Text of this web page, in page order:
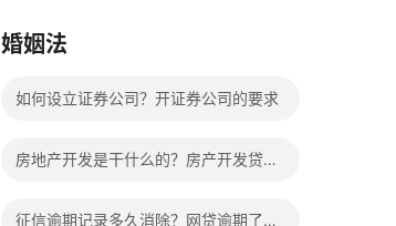
婚姻法
如何设立证券公司？开证券公司的要求
房地产开发是干什么的？房产开发贷款
征信逾期记录多久消除？网贷逾期了暂